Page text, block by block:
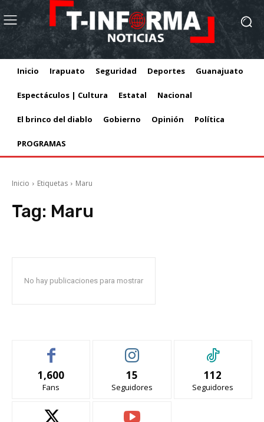
Inicio Irapuato Seguridad Deportes Guanajuato
Espectáculos | Cultura Estatal Nacional
El brinco del diablo Gobierno Opinión Política
PROGRAMAS
Inicio Etiquetas Maru
Tag: Maru
No hay publicaciones para mostrar
1,600
Fans
15
Seguidores
112
Seguidores